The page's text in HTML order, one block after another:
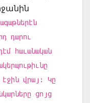
դարու
հաւանական
էջին վրայ: Կը
ցոյց